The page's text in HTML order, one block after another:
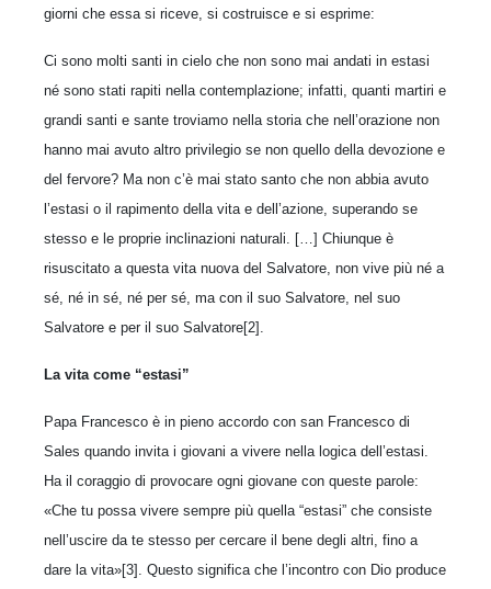
giorni che essa si riceve, si costruisce e si esprime:
Ci sono molti santi in cielo che non sono mai andati in estasi
né sono stati rapiti nella contemplazione; infatti, quanti martiri e
grandi santi e sante troviamo nella storia che nell’orazione non
hanno mai avuto altro privilegio se non quello della devozione e
del fervore? Ma non c’è mai stato santo che non abbia avuto
l’estasi o il rapimento della vita e dell’azione, superando se
stesso e le proprie inclinazioni naturali. […] Chiunque è
risuscitato a questa vita nuova del Salvatore, non vive più né a
sé, né in sé, né per sé, ma con il suo Salvatore, nel suo
Salvatore e per il suo Salvatore[2].
La vita come “estasi”
Papa Francesco è in pieno accordo con san Francesco di
Sales quando invita i giovani a vivere nella logica dell’estasi.
Ha il coraggio di provocare ogni giovane con queste parole:
«Che tu possa vivere sempre più quella “estasi” che consiste
nell’uscire da te stesso per cercare il bene degli altri, fino a
dare la vita»[3]. Questo significa che l’incontro con Dio produce